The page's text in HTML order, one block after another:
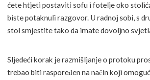
ćete htjeti postaviti sofu i fotelje oko
biste potaknuli razgovor. U radnoj sobi, s
stol smjestite tako da imate dovoljno
Sljedeći korak je razmišljanje o protoku
trebao biti raspoređen na način koji